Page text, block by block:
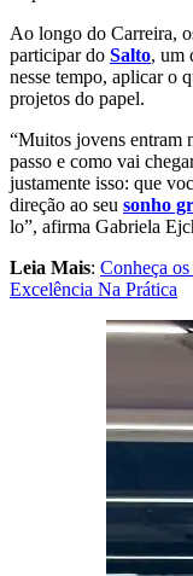
Ao longo do Carreira,
participar do Salto, um
nesse tempo, aplicar o
projetos do papel.
“Muitos jovens entram
passo e como vai
justamente isso: que
direção ao seu sonho
lo”, afirma Gabriela
Leia Mais: Conheça
Excelência Na Prática